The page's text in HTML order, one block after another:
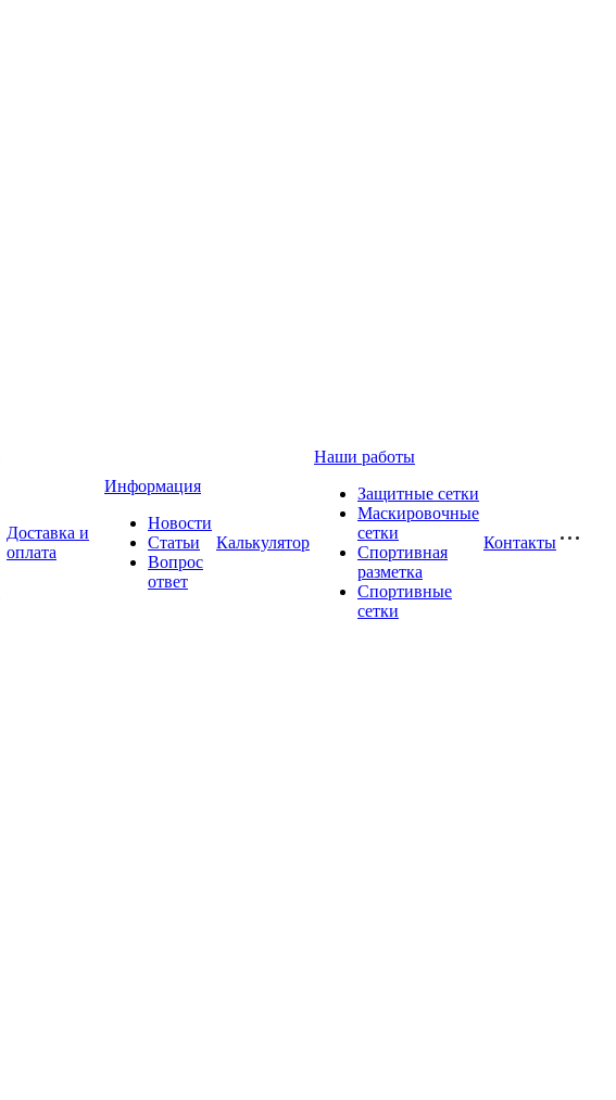
Доставка и
оплата
Информация
Новости
Статьи
Вопрос
ответ
Калькулятор
Наши работы
Защитные сетки
Маскировочные
сетки
Спортивная
разметка
Спортивные
сетки
Контакты